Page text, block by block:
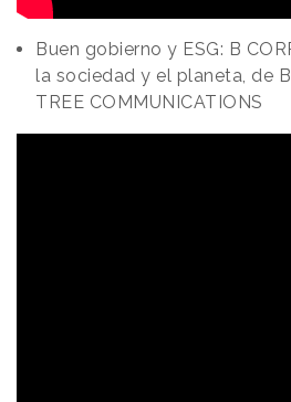
Buen gobierno y ESG: B
la sociedad y el planeta, de
TREE COMMUNICATIONS